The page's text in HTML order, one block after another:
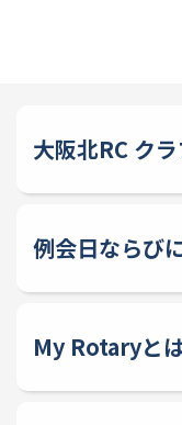
大阪北RC ク
例会日ならび
My Rotaryと